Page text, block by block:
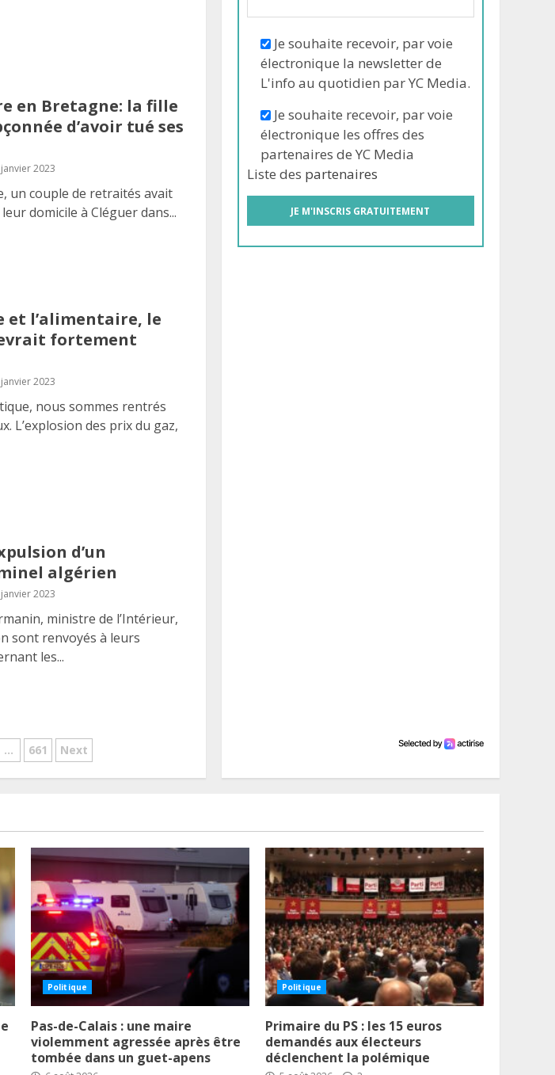
en Bretagne: la fille
d’avoir tué ses
2023
un couple de retraités avait
domicile à Cléguer dans...
et l’alimentaire, le
fortement
2023
nous sommes rentrés
L’explosion des prix du gaz,
d’un
algérien
2023
ministre de l’Intérieur,
sont renvoyés à leurs
les...
… 661 Next
Je souhaite recevoir, par voie
électronique la newsletter de
L'info au quotidien par YC Media.
Je souhaite recevoir, par voie
électronique les offres des
partenaires de YC Media
Liste des partenaires
Politique
Pas-de-Calais : une maire
violemment agressée après être
tombée dans un guet-apens
Politique
Primaire du PS : les 15 euros
demandés aux électeurs
déclenchent la polémique